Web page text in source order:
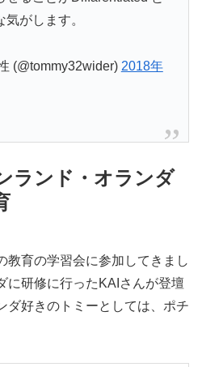
がします。
(@tommy32wider) 2018年
ランド・オランダ
教育の学習会に参加してきまし
に研修に行ったKAIさんが登壇
ダ好きのトミーとしては、ポチ